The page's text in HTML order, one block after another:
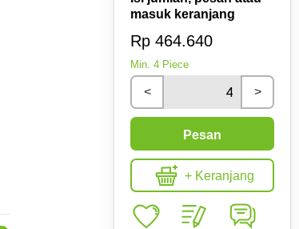
masuk keranjang
Rp 464.640
Min. 4 Piece
< >
Pesan
+ Keranjang